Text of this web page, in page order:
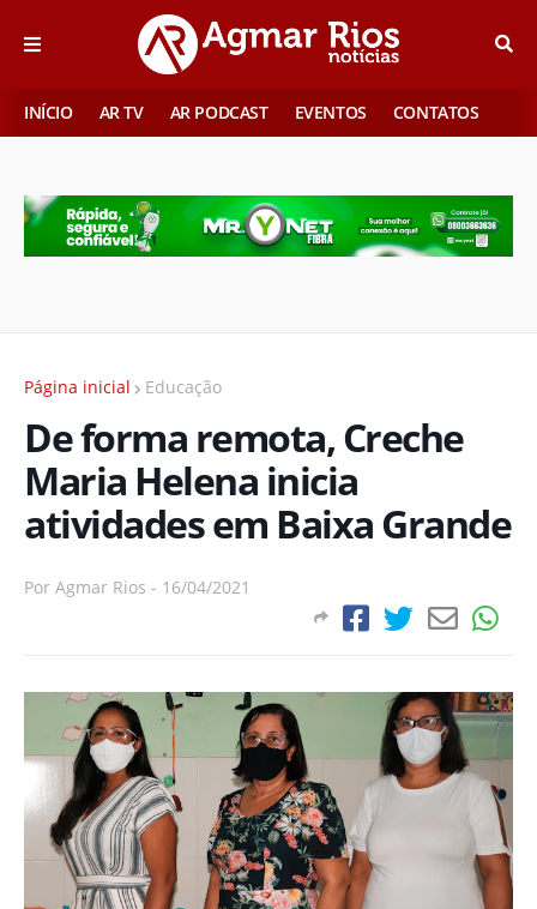
INÍCIO AR TV AR PODCAST EVENTOS CONTATOS
Página inicial Educação
De forma remota, Creche
Maria Helena inicia
atividades em Baixa Grande
Por Agmar Rios - 16/04/2021